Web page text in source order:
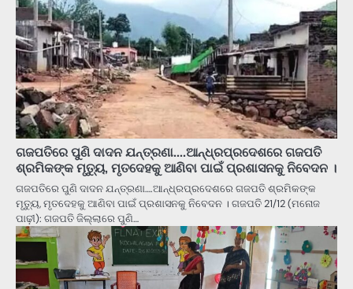
ଗଜପତିରେ ପୁଣି ଦାଦନ ଯନ୍ତ୍ରଣା….ଆନ୍ଧ୍ରପ୍ରଦେଶରେ ଗଜପତି
ଶ୍ରମିକଙ୍କ ମୃତ୍ୟୁ, ମୃତଦେହକୁ ଆଣିବା ପାଇଁ ପ୍ରଶାସନକୁ ନିବେଦନ ।
ଗଜପତିରେ ପୁଣି ଦାଦନ ଯନ୍ତ୍ରଣା….ଆନ୍ଧ୍ରପ୍ରଦେଶରେ ଗଜପତି ଶ୍ରମିକଙ୍କ
ମୃତ୍ୟୁ, ମୃତଦେହକୁ ଆଣିବା ପାଇଁ ପ୍ରଶାସନକୁ ନିବେଦନ । ଗଜପତି 21/12 (ମନୋଜ
ପାଢ଼ୀ): ଗଜପତି ଜିଲ୍ଲାରେ ପୁଣି…